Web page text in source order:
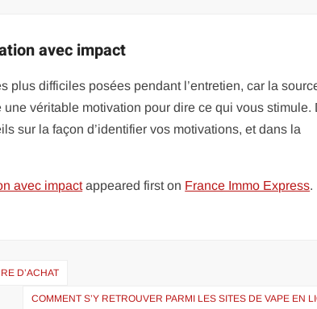
avec impact
plus difficiles posées pendant l’entretien, car la
véritable motivation pour dire ce qui vous stimule.
sur la façon d’identifier vos motivations, et dans la
avec impactappeared first on France Immo Express.
D’ACHAT
COMMENT S’Y RETROUVER PARMI LES SITES DE VAPE EN